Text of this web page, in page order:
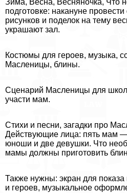
Зима, Весна, Весняночка, Что
подготовке: накануне
рисунков и поделок на тему
украшают зал.
Костюмы для героев, музыка,
Масленицы, блины.
Сценарий Масленицы для
участи мам.
Стихи и песни, загадки про
Действующие лица: пять мам —
юноши и две дeвyшки. Что
мамы должны приготовить
Также нужны: экран для
и героев, музыкальное